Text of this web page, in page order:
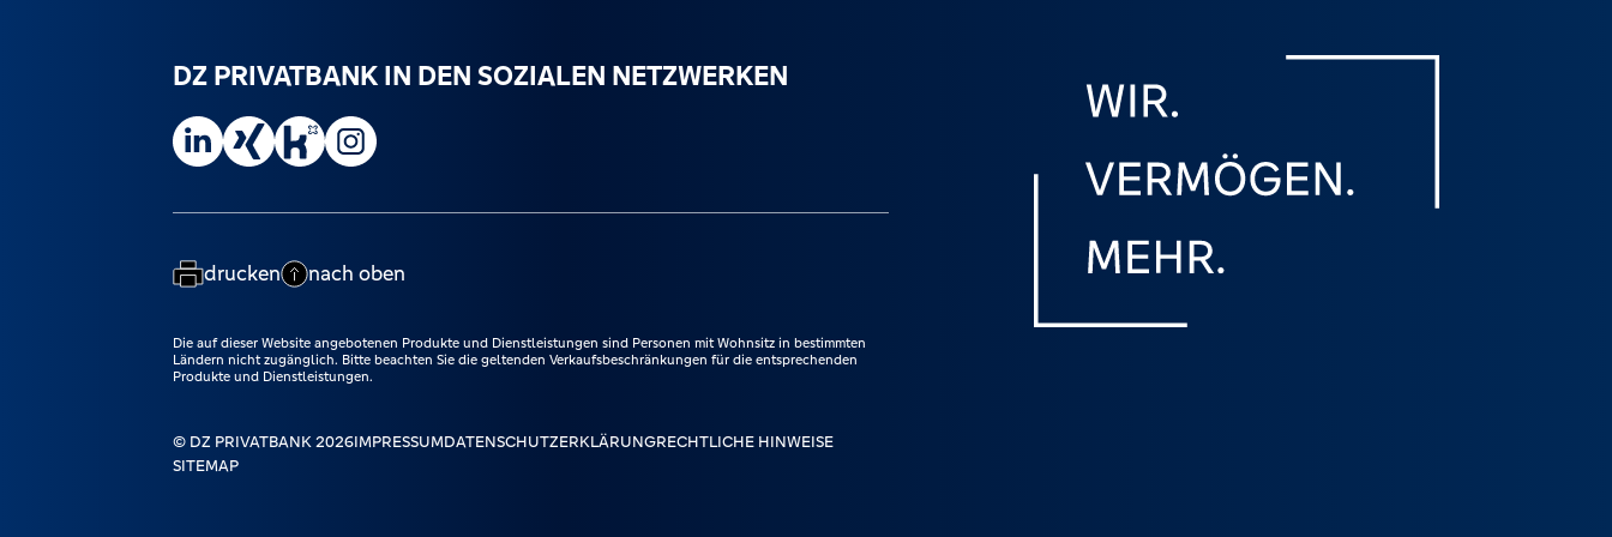
DZ PRIVATBANK IN DEN SOZIALEN NETZWERKEN
DZ PRIVATBANK auf LinkedIn besuchen.
DZ PRIVATBANK auf Xing besuchen.
DZ PRIVATBANK auf Kununu besuchen.
DZ PRIVATBANK auf Instagram besuchen.
drucken nach oben
Die auf dieser Website angebotenen Produkte und Dienstleistungen sind Personen mit Wohnsitz in bestimmten
Ländern nicht zugänglich. Bitte beachten Sie die geltenden Verkaufsbeschränkungen für die entsprechenden
Produkte und Dienstleistungen.
© DZ PRIVATBANK 2026IMPRESSUMDATENSCHUTZERKLÄRUNGRECHTLICHE HINWEISE
SITEMAP